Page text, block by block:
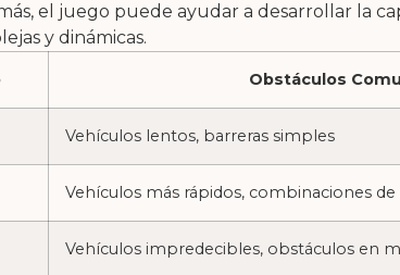
el juego puede ayudar a desarrollar la
y dinámicas.
Obstáculos
Vehículos lentos, barreras simples
Vehículos más rápidos, combinaciones de
Vehículos impredecibles, obstáculos en